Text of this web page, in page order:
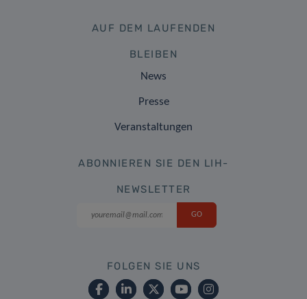
AUF DEM LAUFENDEN
BLEIBEN
News
Presse
Veranstaltungen
ABONNIEREN SIE DEN LIH-
NEWSLETTER
FOLGEN SIE UNS